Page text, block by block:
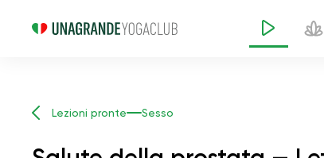
Lezioni pronte Sesso